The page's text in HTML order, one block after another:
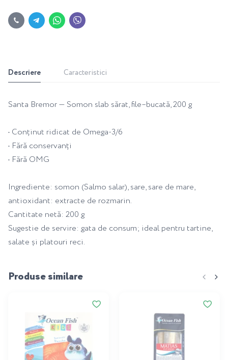
Descriere Caracteristici
Santa Bremor — Somon slab sărat, file–bucată, 200 g
• Conținut ridicat de Omega-3/6
• Fără conservanți
• Fără OMG
Ingrediente: somon (Salmo salar), sare, sare de mare,
antioxidant: extracte de rozmarin.
Cantitate netă: 200 g
Sugestie de servire: gata de consum; ideal pentru tartine,
salate și platouri reci.
Produse similare